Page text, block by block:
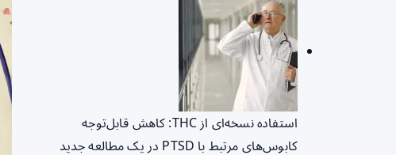
استفاده نسخه‌ای از THC: کاهش قابل‌توجه
کابوس‌های مرتبط با PTSD در یک مطالعه جدید